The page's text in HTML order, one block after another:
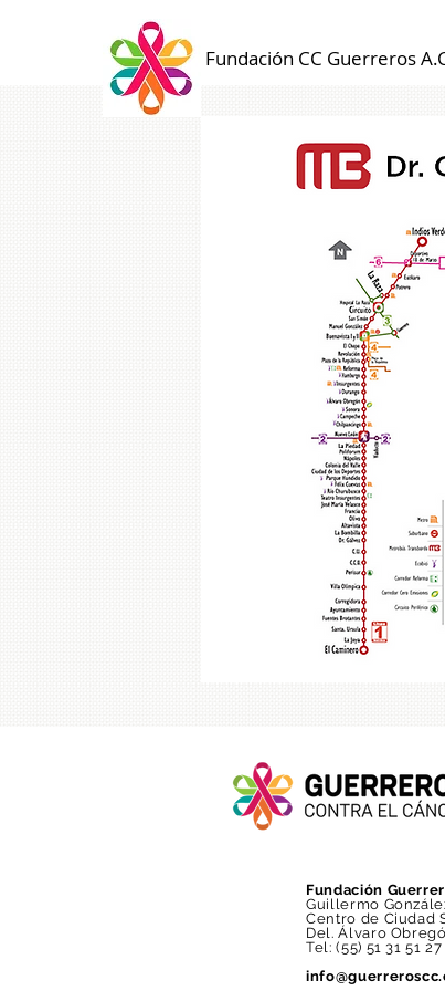
Fundación CC Guerreros
Fundación
Guillermo
Centro de Ciudad
Del. Álvaro
Tel: (55) 51 31 51 27